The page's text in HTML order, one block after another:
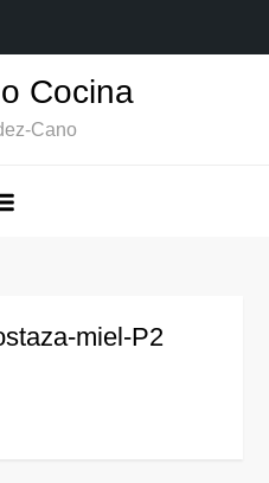
Cocina
Cano
miel-P2